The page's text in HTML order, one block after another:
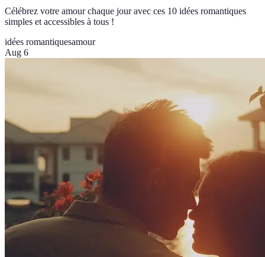
Célébrez votre amour chaque jour avec ces 10 idées romantiques
simples et accessibles à tous !
idées romantiquesamour
Aug 6